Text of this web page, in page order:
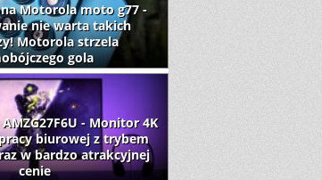
Motorola moto g77 -
nie warta takich
Motorola strzela
gola
AMZG27F6U - Monitor 4K
biurowej z trybem
w bardzo atrakcyjnej
cenie